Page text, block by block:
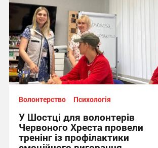
Волонтерство Психологія
У Шостці для волонтерів
Червоного Хреста провели
тренінг із профілактики